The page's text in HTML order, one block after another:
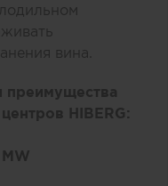
вина.
преимущества
HIBERG: